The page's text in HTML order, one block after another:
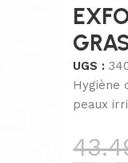
UGS :
Hygiène
peaux